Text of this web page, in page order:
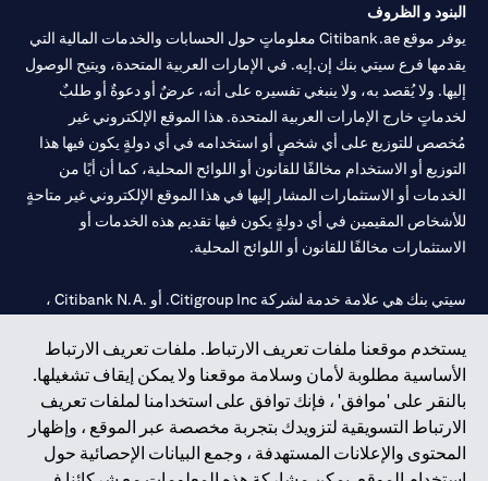
يستخدم موقعنا ملفات تعريف الارتباط. ملفات تعريف الارتباط
الأساسية مطلوبة لأمان وسلامة موقعنا ولا يمكن إيقاف تشغيلها.
بالنقر على 'موافق' ، فإنك توافق على استخدامنا لملفات تعريف
الارتباط التسويقية لتزويدك بتجربة مخصصة عبر الموقع ، وإظهار
المحتوى والإعلانات المستهدفة ، وجمع البيانات الإحصائية حول
البنود و الظروف
يوفر موقع Citibank.ae معلوماتٍ حول الحسابات والخدمات المالية التي
يقدمها فرع سيتي بنك إن.إيه. في الإمارات العربية المتحدة، ويتيح الوصول
إليها. ولا يُقصد به، ولا ينبغي تفسيره على أنه، عرضٌ أو دعوةٌ أو طلبٌ
لخدماتٍ خارج الإمارات العربية المتحدة. هذا الموقع الإلكتروني غير
مُخصص للتوزيع على أي شخصٍ أو استخدامه في أي دولةٍ يكون فيها هذا
التوزيع أو الاستخدام مخالفًا للقانون أو اللوائح المحلية، كما أن أيًا من
الخدمات أو الاستثمارات المشار إليها في هذا الموقع الإلكتروني غير متاحةٍ
للأشخاص المقيمين في أي دولةٍ يكون فيها تقديم هذه الخدمات أو
الاستثمارات مخالفًا للقانون أو اللوائح المحلية.
سيتي بنك هي علامة خدمة لشركة Citigroup Inc. أو .Citibank N.A ،
سيتي بنك إن. إيه. الإمارات مسجل لدى مصرف الإمارات المركزي تحت
أرقام التراخيص 202563 لفرع الوصل في دبي، 531989 لفرع مول
الإمارات في دبي، وCN-1002019لفرع أبوظبي. هاتف: 4000 311 04.
فرع سيتي بنك إن إيه - الإمارات العربية المتحدة مرخص من مصرف